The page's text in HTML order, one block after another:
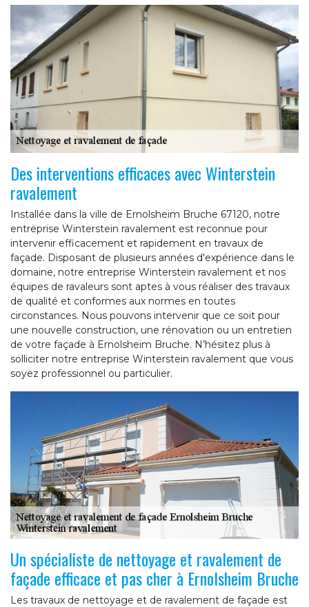
Des interventions efficaces avec Winterstein
ravalement
Installée dans la ville de Ernolsheim Bruche 67120, notre
entreprise Winterstein ravalement est reconnue pour
intervenir efficacement et rapidement en travaux de
façade. Disposant de plusieurs années d'expérience dans le
domaine, notre entreprise Winterstein ravalement et nos
équipes de ravaleurs sont aptes à vous réaliser des travaux
de qualité et conformes aux normes en toutes
circonstances. Nous pouvons intervenir que ce soit pour
une nouvelle construction, une rénovation ou un entretien
de votre façade à Ernolsheim Bruche. N’hésitez plus à
solliciter notre entreprise Winterstein ravalement que vous
soyez professionnel ou particulier.
Un spécialiste de nettoyage et ravalement de
façade efficace et pas cher à Ernolsheim Bruche
Les travaux de nettoyage et de ravalement de façade est